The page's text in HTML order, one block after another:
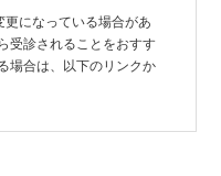
になっている場合があ
受診されることをおすす
場合は、以下のリンクか